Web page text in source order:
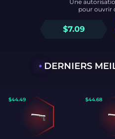
$7.09
Une
pour ouvrir
DERNIERS
$44.49 $44.68